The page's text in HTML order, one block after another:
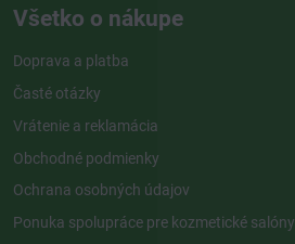
Všetko o nákupe
Doprava a platba
Časté otázky
Vrátenie a reklamácia
Obchodné podmienky
Ochrana osobných údajov
Ponuka spolupráce pre kozmetické salóny